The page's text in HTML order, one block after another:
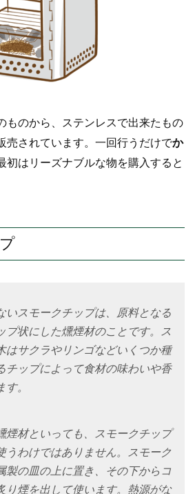
ものから、ステンレスで出来たもの
売されています。一回行うだけでか
初はリーズナブルな物を購入すると
いスモークチップは、原料となる
プ状にした燻煙材のことです。ス
はサクラやリンゴなどいくつか種
チップによって食材の味わいや香
。
煙材といっても、スモークチップ
うわけではありません。スモーク
製の皿の上に置き、その下からコ
り煙を出して使います。熱源がな